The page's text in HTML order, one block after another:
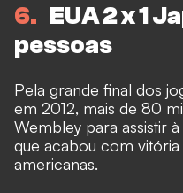
6
EUA 2 x 1
pessoas
Pela grande final dos
em 2012, mais de 80
Wembley para assistir
que acabou com vitória
americanas.